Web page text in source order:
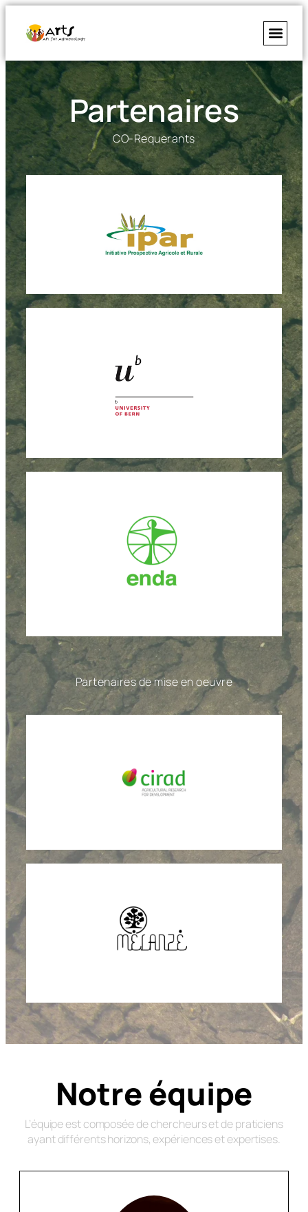
Partenaires
CO-Requerants
Partenaires de mise en oeuvre
Notre équipe
L’équipe est composée de chercheurs et de praticiens
ayant différents horizons, expériences et expertises.